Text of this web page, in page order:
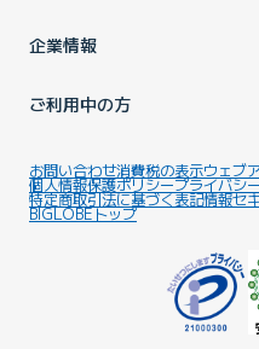
企業情報
ご利用中の方
お問い合わせ消費税の表示ウェブ
個人情報保護ポリシープライバシ
特定商取引法に基づく表記情報セ
BIGLOBEトップ